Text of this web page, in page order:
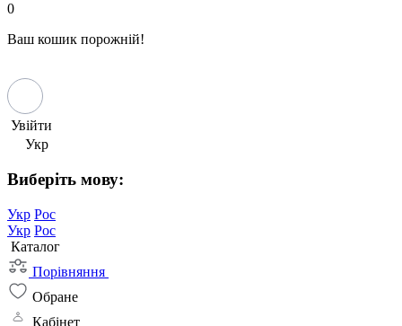
0
Ваш кошик порожній!
Увійти
Укр
Виберіть мову:
Укр Рос
Укр Рос
Каталог
Порівняння
Обране
Кабінет